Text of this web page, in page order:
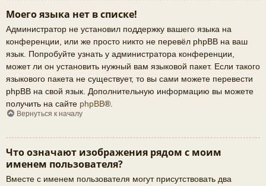
Моего языка нет в списке!
Администратор не установил поддержку вашего языка на
конференции, или же просто никто не перевёл phpBB на ваш
язык. Попробуйте узнать у администратора конференции,
может ли он установить нужный вам языковой пакет. Если такого
языкового пакета не существует, то вы сами можете перевести
phpBB на свой язык. Дополнительную информацию вы можете
получить на сайте phpBB®.
Вернуться к началу
Что означают изображения рядом с моим
именем пользователя?
Вместе с именем пользователя могут присутствовать два